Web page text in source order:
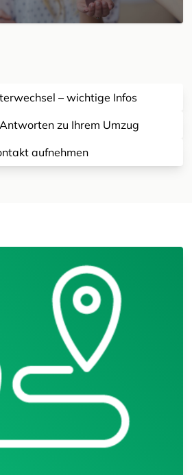
– wichtige Infos
zu Ihrem Umzug
aufnehmen